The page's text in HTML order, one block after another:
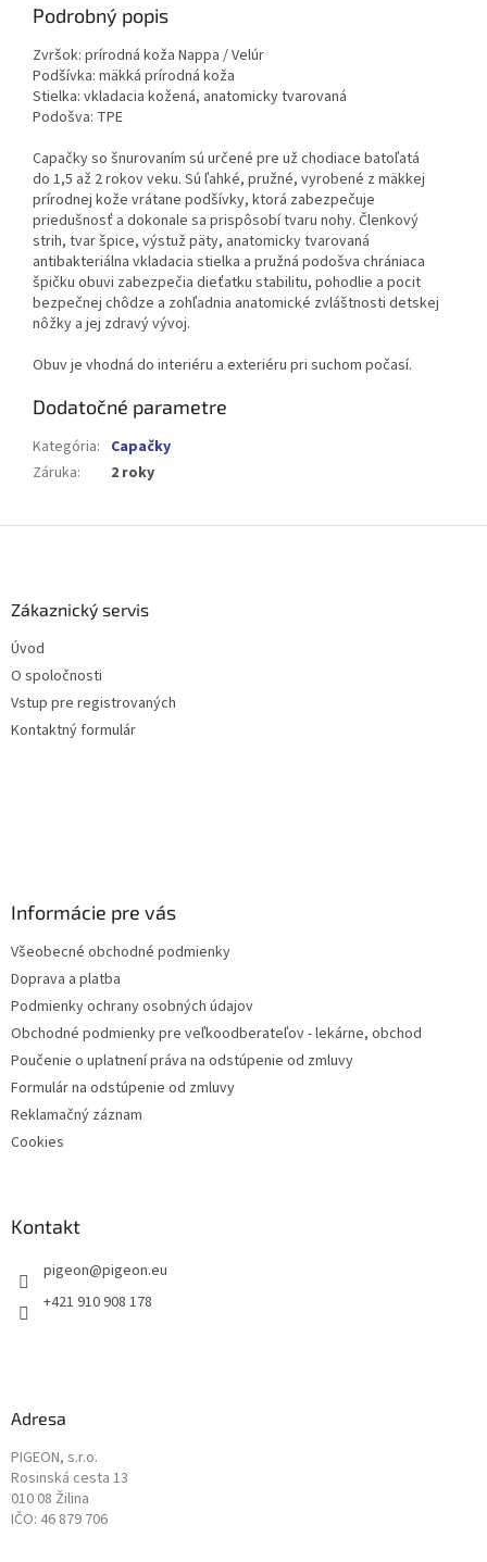
Podrobný popis
Zvršok: prírodná koža Nappa / Velúr
Podšívka: mäkká prírodná koža
Stielka: vkladacia kožená, anatomicky tvarovaná
Podošva: TPE
Capačky so šnurovaním sú určené pre už chodiace batoľatá
do 1,5 až 2 rokov veku. Sú ľahké, pružné, vyrobené z mäkkej
prírodnej kože vrátane podšívky, ktorá zabezpečuje
priedušnosť a dokonale sa prispôsobí tvaru nohy. Členkový
strih, tvar špice, výstuž päty, anatomicky tvarovaná
antibakteriálna vkladacia stielka a pružná podošva chrániaca
špičku obuvi zabezpečia dieťatku stabilitu, pohodlie a pocit
bezpečnej chôdze a zohľadnia anatomické zvláštnosti detskej
nôžky a jej zdravý vývoj.
Obuv je vhodná do interiéru a exteriéru pri suchom počasí.
Dodatočné parametre
Kategória: Capačky
Záruka: 2 roky
Zákaznický servis
Úvod
O spoločnosti
Vstup pre registrovaných
Kontaktný formulár
Informácie pre vás
Všeobecné obchodné podmienky
Doprava a platba
Podmienky ochrany osobných údajov
Obchodné podmienky pre veľkoodberateľov - lekárne, obchod
Poučenie o uplatnení práva na odstúpenie od zmluvy
Formulár na odstúpenie od zmluvy
Reklamačný záznam
Cookies
Kontakt
pigeon@pigeon.eu
+421 910 908 178
Adresa
PIGEON, s.r.o.
Rosinská cesta 13
010 08 Žilina
IČO: 46 879 706